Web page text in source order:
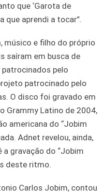
que ‘Garota de
que aprendi a tocar”.
músico e filho do próprio
saíram em busca de
pelo
patrocinado pelo
O disco foi gravado em
Grammy Latino de 2004,
americana do “Jobim
Adnet revelou, ainda,
gravação do “Jobim
deste ritmo.
Carlos Jobim, contou